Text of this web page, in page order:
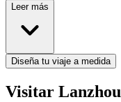
Leer más
Diseña tu viaje a medida
Visitar Lanzhou